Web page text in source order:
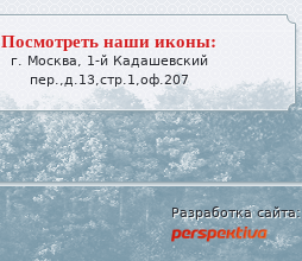
Посмотреть наши иконы:
г. Москва, 1-й Кадашевский
пер.,д.13,стр.1,оф.207
Разработка сайта: